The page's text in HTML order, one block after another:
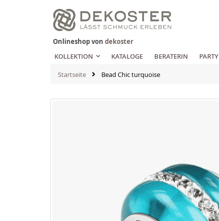
Zum
Inhalt
springen
Onlineshop von dekoster
KOLLEKTION
KATALOGE BERATERIN PARTY
Startseite Bead Chic turquoise